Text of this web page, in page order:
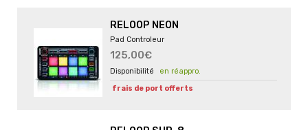
RELOOP NEON
Pad Controleur
125,00€
en réappro.
frais de port offerts